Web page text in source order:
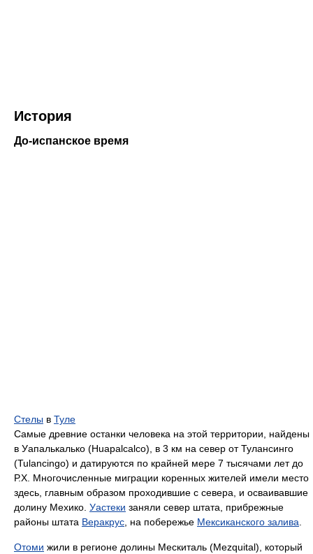
История
До-испанское время
Стелы в Туле
Самые древние останки человека на этой территории, найдены
в Уапалькалько (Huapalcalco), в 3 км на север от Тулансинго
(Tulancingo) и датируются по крайней мере 7 тысячами лет до
Р.Х. Многочисленные миграции коренных жителей имели место
здесь, главным образом проходившие с севера, и осваивавшие
долину Мехико. Уастеки заняли север штата, прибрежные
районы штата Веракрус , на побережье Мексиканского залива
Отоми жили в регионе долины Мескиталь (Mezquital), который